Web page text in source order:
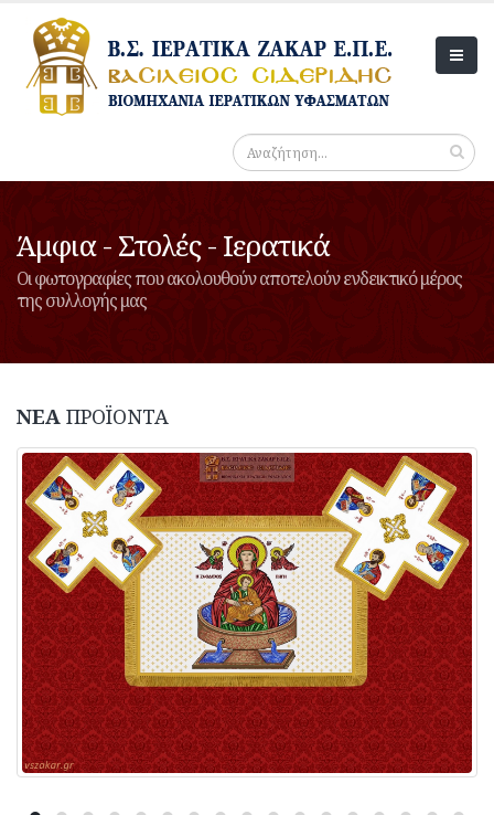
Άμφια - Στολές - Ιερατικά
Oι φωτογραφίες που ακολουθούν αποτελούν ενδεικτικό μέρος
της συλλογής μας
ΝΕΑ ΠΡΟΪΟΝΤΑ